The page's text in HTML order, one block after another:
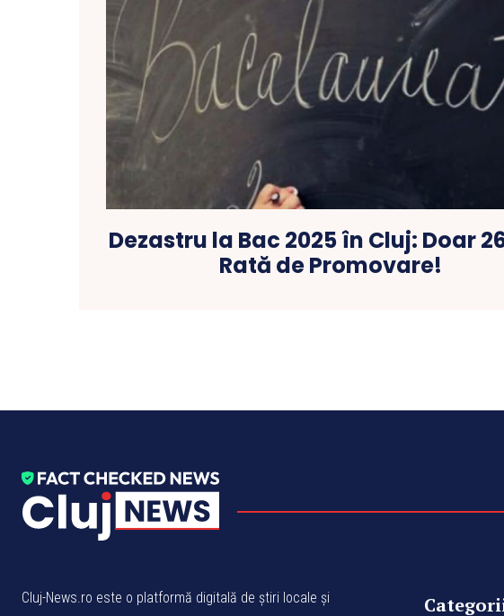
Dezastru la Bac 2025 în Cluj: Doar
Rată de Promovare!
Cluj-News.ro este o platformă digitală de știri locale și